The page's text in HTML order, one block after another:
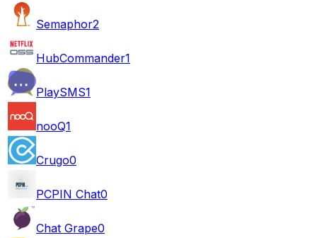
Semaphor2
HubCommander1
PlaySMS1
nooQ1
Crugo0
PCPIN Chat0
Chat Grape0